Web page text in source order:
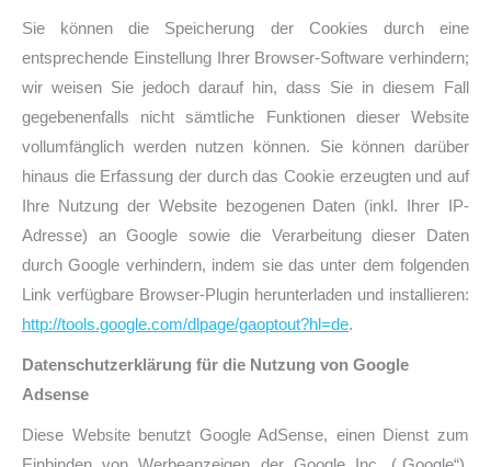
Sie können die Speicherung der Cookies durch eine
entsprechende Einstellung Ihrer Browser-Software verhindern;
wir weisen Sie jedoch darauf hin, dass Sie in diesem Fall
gegebenenfalls nicht sämtliche Funktionen dieser Website
vollumfänglich werden nutzen können. Sie können darüber
hinaus die Erfassung der durch das Cookie erzeugten und auf
Ihre Nutzung der Website bezogenen Daten (inkl. Ihrer IP-
Adresse) an Google sowie die Verarbeitung dieser Daten
durch Google verhindern, indem sie das unter dem folgenden
Link verfügbare Browser-Plugin herunterladen und installieren:
http://tools.google.com/dlpage/gaoptout?hl=de.
Datenschutzerklärung für die Nutzung von Google
Adsense
Diese Website benutzt Google AdSense, einen Dienst zum